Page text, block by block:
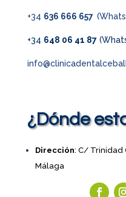
+34 636 666 657
+34 648 06 41 87
¿Dónde
Dirección: C/ Trinidad
Málaga